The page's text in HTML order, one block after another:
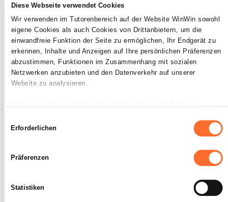
Diese Webseite verwendet Cookies
Wir verwenden im Tutorenbereich auf der Website WinWin sowohl
eigene Cookies als auch Cookies von Drittanbietern, um die
einwandfreie Funktion der Seite zu ermöglichen, Ihr Endgerät zu
erkennen, Inhalte und Anzeigen auf Ihre persönlichen Präferenzen
abzustimmen, Funktionen im Zusammenhang mit sozialen
Netzwerken anzubieten und den Datenverkehr auf unserer
Website zu analysieren.
sind Cookies, die für die Funktion der Website unbedingt
erforderlich sind. Eine Beschreibung der verschiedenen Cookies
Wir weisen darauf hin, dass die Navigation auf der Website und
bestimmte Funktionen (z. B. Abspielen von Videos, Teilen von
Inhalten in sozialen Netzwerken, Speichern von bevorzugten
Erforderlichen
Präferenzen
Statistiken
Die verschiedenen Materialien werden
entsprechend ihrer Eigenschaften
bearbeitet.
Die entsprechenden Utensilien werden
bereitgestellt.
Die Grundlagen der
Flächenberechnung werden
angewendet.
Das Material wurde den Berechnungen
Der anfallende Verschnitt ist minimal.